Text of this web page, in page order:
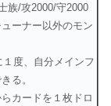
族/攻2000/守2000
ーナー以外のモン
度、自分メインフ
る。
カードを１枚ドロ